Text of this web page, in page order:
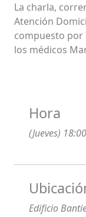
La charla,
Atención
compuesto por
los médicos
Hora
(Jueves)
Edificio